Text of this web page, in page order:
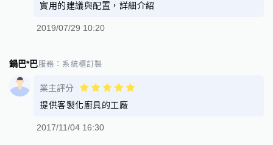
實用的建議與配置，詳細介紹
2019/07/29 10:20
鍋巴*巴服務： 系統櫃訂製
業主評分
提供客製化廚具的工廠
2017/11/04 16:30